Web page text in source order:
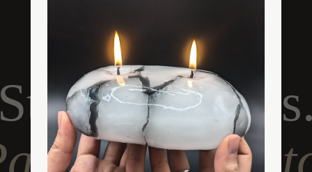
SHAKHOV — HANDMADE IN KAŞ, TURKEY
with